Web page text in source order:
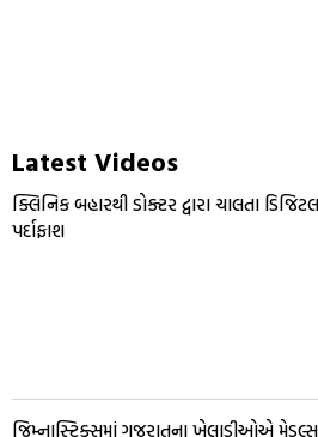
Latest Videos
ક્લિનિક બહારથી ડોક્ટર દ્વારા ચાલતા
પર્દાફાશ
જિમ્નાસ્ટિક્સમાં ગુજરાતના ખેલાડીઓએ